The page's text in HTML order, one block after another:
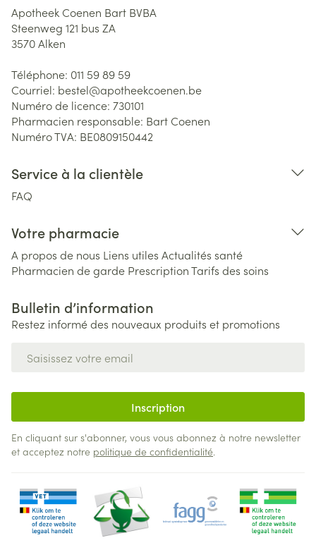
Apotheek Coenen Bart BVBA
Steenweg 121 bus ZA
3570Alken
Téléphone: 011 59 89 59
Courriel: bestel@apotheekcoenen.be
Numéro de licence: 730101
Pharmacien responsable: Bart Coenen
Numéro TVA: BE0809150442
Service à la clientèle
FAQ
Votre pharmacie
A propos de nous Liens utiles Actualités santé
Pharmacien de garde PrescriptionTarifs des soins
Bulletin d’information
Restez informé des nouveaux produits et promotions
Inscription
En cliquant sur s'abonner, vous vous abonnez à notre newsletter
et acceptez notre politique de confidentialité.